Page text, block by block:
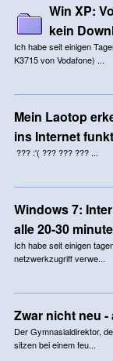
Win XP:
kein
Ich habe seit einigen
K3715 von Vodafone) ...
Mein Laotop
ins Internet
??? :'( ??? ??? ??? ...
Windows 7:
alle 20-30
Ich habe seit einigen
netzwerkzugriff verwe...
Zwar nicht neu -
Der Gymnasialdirektor,
sitzen bei einem feu...